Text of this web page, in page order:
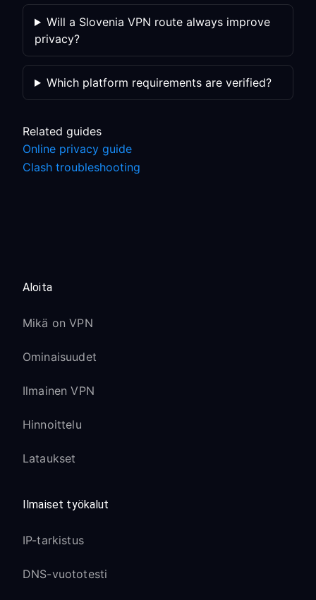
Will a Slovenia VPN route always improve
privacy?
Which platform requirements are verified?
Related guides
Online privacy guide
Clash troubleshooting
Aloita
Mikä on VPN
Ominaisuudet
Ilmainen VPN
Hinnoittelu
Lataukset
Ilmaiset työkalut
IP-tarkistus
DNS-vuototesti